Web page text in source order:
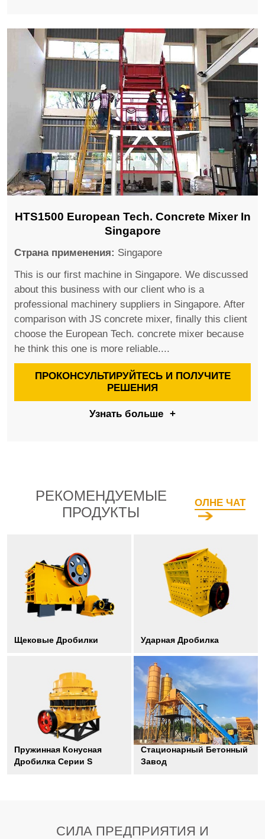
HTS1500 European Tech. Concrete Mixer In
Singapore
Страна применения: Singapore
This is our first machine in Singapore. We discussed
about this business with our client who is a
professional machinery suppliers in Singapore. After
comparison with JS concrete mixer, finally this client
choose the European Tech. concrete mixer because
he think this one is more reliable....
ПРОКОНСУЛЬТИРУЙТЕСЬ И ПОЛУЧИТЕ
РЕШЕНИЯ
Узнать больше +
РЕКОМЕНДУЕМЫЕ
ПРОДУКТЫ
ОЛНЕ ЧАТ
Щековые Дробилки Ударная Дробилка
Пружинная Конусная
Дробилка Серии S
Стационарный Бетонный
Завод
СИЛА ПРЕДПРИЯТИЯ И